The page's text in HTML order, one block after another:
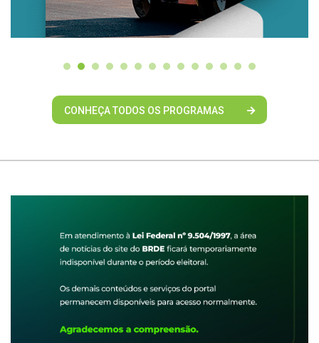
CONHEÇA TODOS OS PROGRAMAS